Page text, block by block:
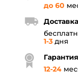
до 60
Доставка
1-3 дня
Гарантия
12-24